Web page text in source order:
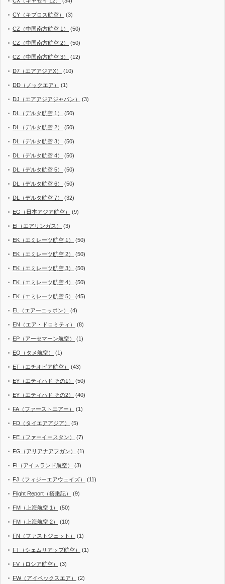
CY（キプロス航空） (3)
CZ（中国南方航空 1） (50)
CZ（中国南方航空 2） (50)
CZ（中国南方航空 3） (12)
D7（エアアジアX） (10)
DD（ノックエア） (1)
DJ（エアアジアジャパン） (3)
DL（デルタ航空 1） (50)
DL（デルタ航空 2） (50)
DL（デルタ航空 3） (50)
DL（デルタ航空 4） (50)
DL（デルタ航空 5） (50)
DL（デルタ航空 6） (50)
DL（デルタ航空 7） (32)
EG（日本アジア航空） (9)
EI（エアリンガス） (3)
EK（エミレーツ航空 1） (50)
EK（エミレーツ航空 2） (50)
EK（エミレーツ航空 3） (50)
EK（エミレーツ航空 4） (50)
EK（エミレーツ航空 5） (45)
EL（エアーニッポン） (4)
EN（エア・ドロミティ） (8)
EP（アーセマーン航空） (1)
EQ（タメ航空） (1)
ET（エチオピア航空） (43)
EY（エティハド その1） (50)
EY（エティハド その2） (40)
FA（ファーストエアー） (1)
FD（タイエアアジア） (5)
FE（ファーイースタン） (7)
FG（アリアナアフガン） (1)
FI（アイスランド航空） (3)
FJ（フィジーエアウェイズ） (11)
Flight Report（搭乗記） (9)
FM（上海航空 1） (50)
FM（上海航空 2） (10)
FN（ファストジェット） (1)
FT（シェムリアップ航空） (1)
FV（ロシア航空） (3)
FW（アイベックスエア） (2)